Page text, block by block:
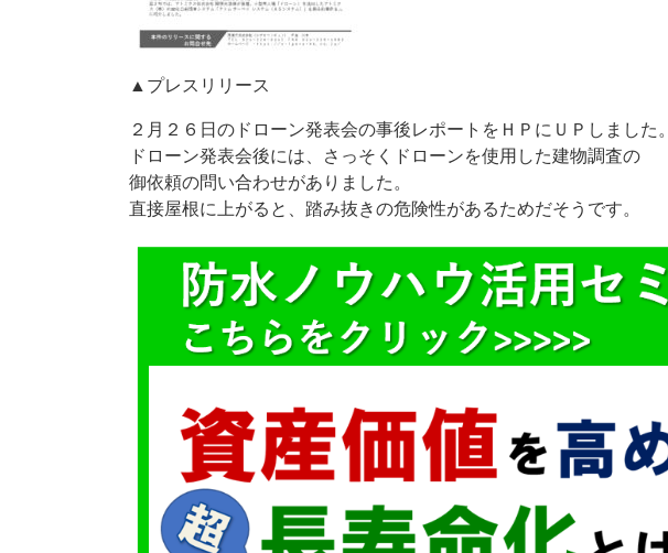
▲プレスリリース
２月２６日のドローン発表会の事後レポートをＨＰにＵＰしました。
ドローン発表会後には、さっそくドローンを使用した建物調査の
御依頼の問い合わせがありました。
直接屋根に上がると、踏み抜きの危険性があるためだそうです。